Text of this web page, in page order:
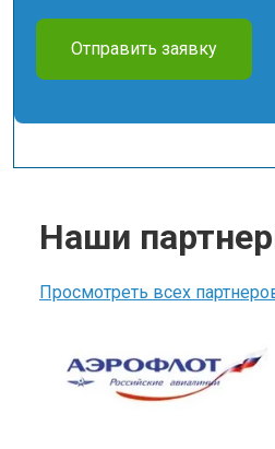
Отправить заявку
Наши
Просмотреть всех